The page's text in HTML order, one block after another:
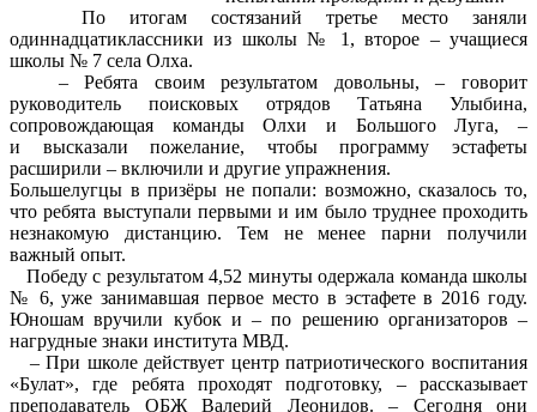
По итогам состязаний третье место заняли
одиннадцатиклассники из школы № 1, второе – учащиеся
школы № 7 села Олха.
– Ребята своим результатом довольны, – говорит
руководитель поисковых отрядов Татьяна Улыбина,
сопровождающая команды Олхи и Большого Луга, –
и высказали пожелание, чтобы программу эстафеты
расширили – включили и другие упражнения.
Большелугцы в призёры не попали: возможно, сказалось то,
что ребята выступали первыми и им было труднее проходить
незнакомую дистанцию. Тем не менее парни получили
важный опыт.
Победу с результатом 4,52 минуты одержала команда школы
№ 6, уже занимавшая первое место в эстафете в 2016 году.
Юношам вручили кубок и – по решению организаторов –
нагрудные знаки института МВД.
– При школе действует центр патриотического воспитания
«Булат», где ребята проходят подготовку, – рассказывает
преподаватель ОБЖ Валерий Леонидов. – Сегодня они